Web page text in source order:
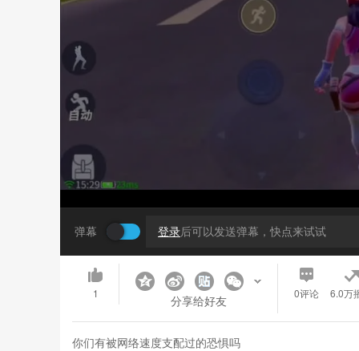
弹幕 登录后可以发送弹幕，快点来试试
1 分享给好友 0评论 6.0万
你们有被网络速度支配过的恐惧吗